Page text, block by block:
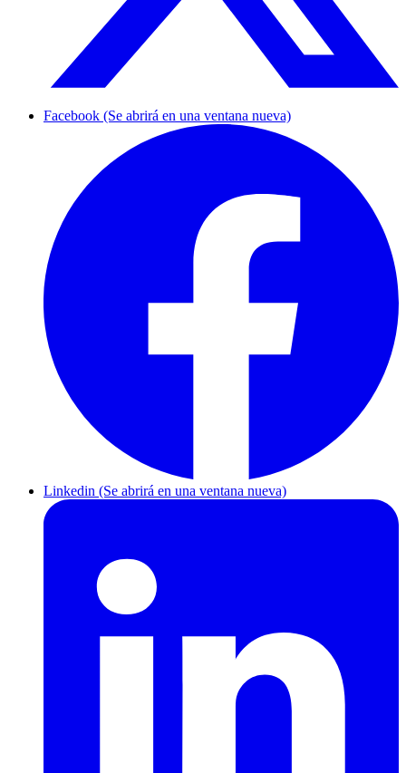
Facebook (Se abrirá en una ventana nueva)
Linkedin (Se abrirá en una ventana nueva)